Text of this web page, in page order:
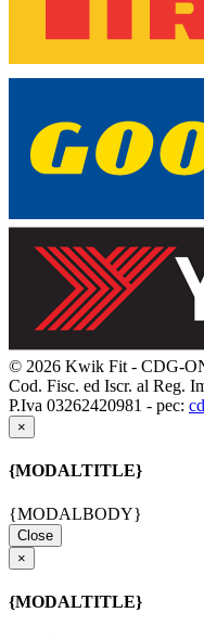
© 2026 Kwik Fit - CDG-
Cod. Fisc. ed Iscr. al Reg.
P.Iva 03262420981 - pec:
×
{MODALTITLE}
{MODALBODY}
Close
×
{MODALTITLE}